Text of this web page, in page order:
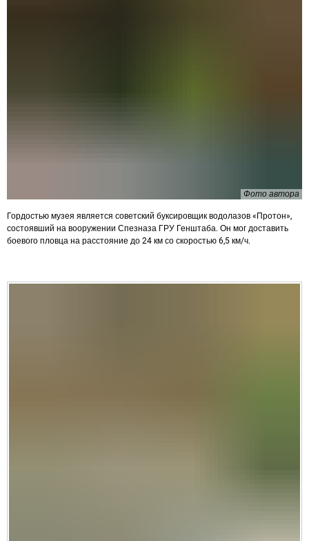
Фото автора
Гордостью музея является советский буксировщик водолазов «Протон»,
состоявший на вооружении Спезназа ГРУ Генштаба. Он мог доставить
боевого пловца на расстояние до 24 км со скоростью 6,5 км/ч.